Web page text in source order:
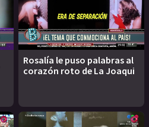
Rosalía le puso palabras al
corazón roto de La Joaqui